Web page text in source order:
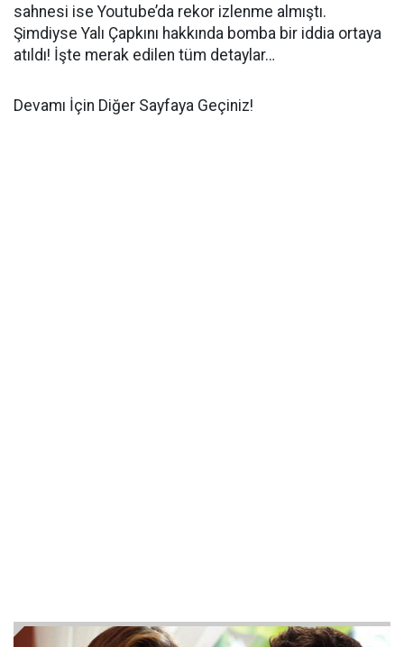
sahnesi ise Youtube’da rekor izlenme almıştı.
Şimdiyse Yalı Çapkını hakkında bomba bir iddia ortaya
atıldı! İşte merak edilen tüm detaylar…
Devamı İçin Diğer Sayfaya Geçiniz!